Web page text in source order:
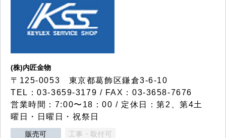
(株)内匠金物
〒125-0053 東京都葛飾区鎌倉3-6-10
TEL：03-3659-3179 / FAX：03-3658-7676
営業時間：7:00〜18：00 / 定休日：第2、第4土
曜日・日曜日・祝祭日
販売可 工事・取付可